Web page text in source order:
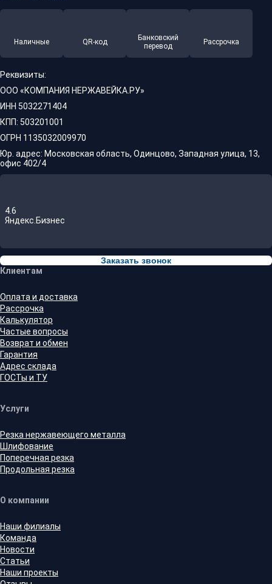
Наличные QR-код
Банковский
перевод
Рассрочка
Реквизиты:
ООО «КОМПАНИЯ НЕРЖАВЕЙКА.РУ»
ИНН 5032271404
КПП: 503201001
ОГРН 1135032009970
Юр. адрес: Московская область, Одинцово, Западная улица, 13,
офис 402/4
4.6
Яндекс.Бизнес
Заказать звонок
Клиентам
Оплата и доставка
Рассрочка
Калькулятор
Частые вопросы
Возврат и обмен
Гарантия
Адрес склада
ГОСТы и ТУ
Услуги
Резка нержавеющего металла
Шлифование
Поперечная резка
Продольная резка
О компании
Наши филиалы
Команда
Новости
Статьи
Наши проекты